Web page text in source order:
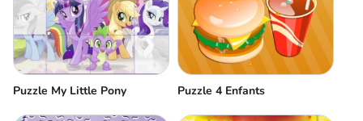
Puzzle My Little Pony Puzzle 4 Enfants